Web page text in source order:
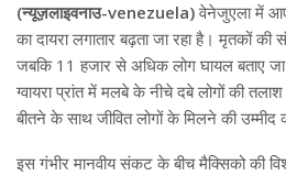
(न्यूज़लाइवनाउ-venezuela)वेनेजुएला में आए
का दायरा लगातार बढ़ता जा रहा है। मृतकों
जबकि 11 हजार से अधिक लोग घायल बताए
ग्वायरा प्रांत में मलबे के नीचे दबे लोगों की
बीतने के साथ जीवित लोगों के मिलने की उम्मीद
इस गंभीर मानवीय संकट के बीच मैक्सिको की